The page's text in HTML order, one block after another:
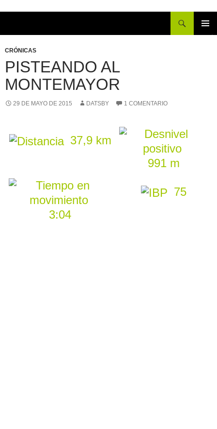
CONTENIDO
CRÓNICAS
PISTEANDO AL
MONTEMAYOR
29 DE MAYO DE 2015 DATSBY 1 COMENTARIO
37,9 km
991 m
3:04
75